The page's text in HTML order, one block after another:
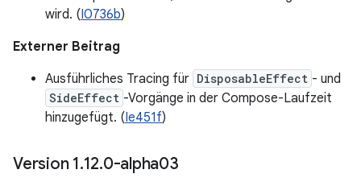
wird. (I0736b)
Externer Beitrag
Ausführliches Tracing für DisposableEffect - und
SideEffect -Vorgänge in der Compose-Laufzeit
hinzugefügt. (Ie451f)
Version 1.12.0-alpha03